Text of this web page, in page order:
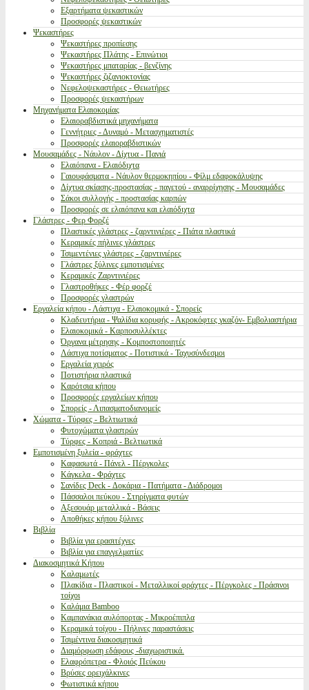
Εξαρτήματα ψεκαστικών
Προσφορές ψεκαστικών
Ψεκαστήρες
Ψεκαστήρες προπίεσης
Ψεκαστήρες Πλάτης - Επινώτιοι
Ψεκαστήρες μπαταρίας - βενζίνης
Ψεκαστήρες ζιζανιοκτονίας
Νεφελοψεκαστήρες - Θειωτήρες
Προσφορές ψεκαστήρων
Μηχανήματα Ελαιοκομίας
Ελαιοραβδιστικά μηχανήματα
Γεννήτριες - Δυναμό - Μετασχηματιστές
Προσφορές ελαιοραβδιστικών
Μουσαμάδες - Νάυλον - Δίχτυα - Πανιά
Ελαιόπανα - Ελαιόδιχτα
Γαιουφάσματα - Νάυλον θερμοκηπίου - Φίλμ εδαφοκάλυψης
Δίχτυα σκίασης-προστασίας - παγετού - αναρρίχησης - Μουσαμάδες
Σάκοι συλλογής - προστασίας καρπών
Προσφορές σε ελαιόπανα και ελαιόδιχτα
Γλάστρες - Φερ Φορζέ
Πλαστικές γλάστρες - ζαρντινιέρες - Πιάτα πλαστικά
Κεραμικές πήλινες γλάστρες
Τσιμεντένιες γλάστρες - ζαρντινιέρες
Γλάστρες ξύλινες εμποτισμένες
Κεραμικές Ζαρντινιέρες
Γλαστροθήκες - Φέρ φορζέ
Προσφορές γλαστρών
Εργαλεία κήπου - Λάστιχα - Ελαιοκομικά - Σπορείς
Κλαδευτήρια - Ψαλίδια κορυφής - Ακροκόφτες γκαζόν- Εμβολιαστήρια
Ελαιοκομικά - Καρποσυλλέκτες
Όργανα μέτρησης - Κομποστοποιητές
Λάστιχα ποτίσματος - Ποτιστικά - Ταχυσύνδεσμοι
Εργαλεία χειρός
Ποτιστήρια πλαστικά
Καρότσια κήπου
Προσφορές εργαλείων κήπου
Σπορείς - Λιπασματοδιανομείς
Χώματα - Τύρφες - Βελτιωτικά
Φυτοχώματα γλαστρών
Τύρφες - Κοπριά - Βελτιωτικά
Εμποτισμένη ξυλεία - φράχτες
Καφασωτά - Πάνελ - Πέργκολες
Κάγκελα - Φράχτες
Σανίδες Deck - Δοκάρια - Πατήματα - Διάδρομοι
Πάσσαλοι πεύκου - Στηρίγματα φυτών
Αξεσουάρ μεταλλικά - Βάσεις
Αποθήκες κήπου ξύλινες
Βιβλία
Βιβλία για ερασιτέχνες
Βιβλία για επαγγελματίες
Διακοσμητικά Κήπου
Καλαμωτές
Πλακίδια - Πλαστικοί - Μεταλλικοί φράχτες - Πέργκολες - Πράσινοι
τοίχοι
Καλάμια Bamboo
Καμπανάκια αυλόπορτας - Μικροέπιπλα
Κεραμικά τοίχου - Πήλινες παραστάσεις
Τσιμέντινα διακοσμητικά
Διαμόρφωση εδάφους -διαχωριστικά.
Ελαφρόπετρα - Φλοιός Πεύκου
Βρύσες ορειχάλκινες
Φωτιστικά κήπου